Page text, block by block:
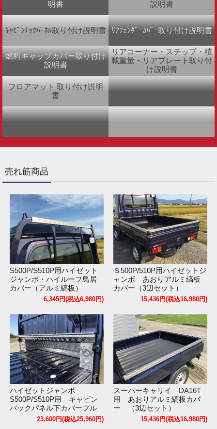
明書
説明書
ｷｬﾋﾞﾝﾅｯｸﾊﾟﾈﾙ取り付け説明書 ﾘｱﾌｪﾝﾀﾞｰｶﾊﾞｰ取り付け説明書
燃料キャップカバー取り付け
説明書
リアコーナー・ステップ・積
載重量・リアプレート取り付
け説明書
フロアマット 取り付け説明
書
売れ筋商品
S500P/S510P用ハイゼット
ジャンボ・ハイルーフ鳥居
カバー（アルミ縞板）
（H26/9～R3/12/19）
6,345円(税込6,980円)
Ｓ500P/510P用ハイゼットジ
ャンボ あおりアルミ縞板
カバー（3辺セット）
15,436円(税込16,980円)
ハイゼットジャンボ
S500P/S510P用 キャビン
バックパネル下カバーフル
キット（アルミ縞板）
23,600円(税込25,960円)
スーパーキャリイ DA16T
用 あおりアルミ縞板カバ
ー （3辺セット）
15,436円(税込16,980円)